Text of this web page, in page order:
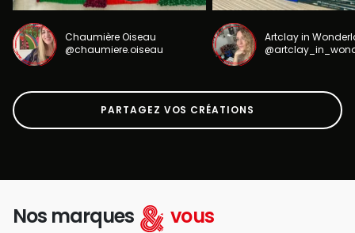
Chaumière Oiseau
@chaumiere.oiseau
Artclay in
PARTAGEZ VOS CRÉATIONS
Nos marques vous